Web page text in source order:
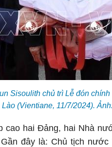
Sisoulith chủ trì Lễ đón
(Vientiane, 11/7/2024).
cao hai Đảng, hai Nhà
đây là: Chủ tịch